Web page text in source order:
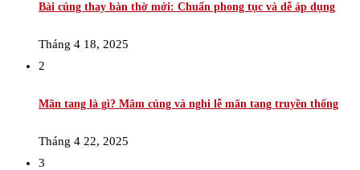
Bài cúng thay bàn thờ mới: Chuẩn phong tục và dễ áp dụng
Tháng 4 18, 2025
2
Mãn tang là gì? Mâm cúng và nghi lễ mãn tang truyền thống
Tháng 4 22, 2025
3